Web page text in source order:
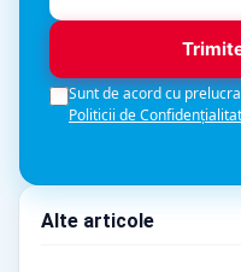
Sunt de acord cu
Politicii de
Alte articole